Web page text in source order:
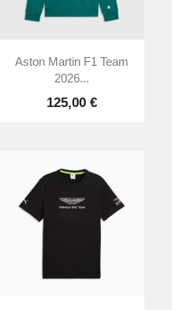
Aston Martin F1 Team
2026...
125,00 €